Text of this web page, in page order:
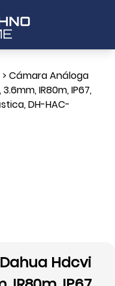
> Cámara Análoga
IR80m, IP67,
DH-HAC-
Hdcvi